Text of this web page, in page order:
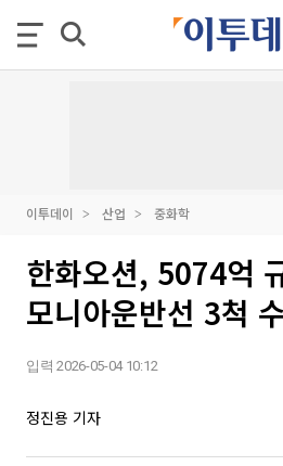
이투데이 산업 중화학
한화오션, 5074억
모니아운반선 3척
입력 2026-05-04 10:12
정진용 기자